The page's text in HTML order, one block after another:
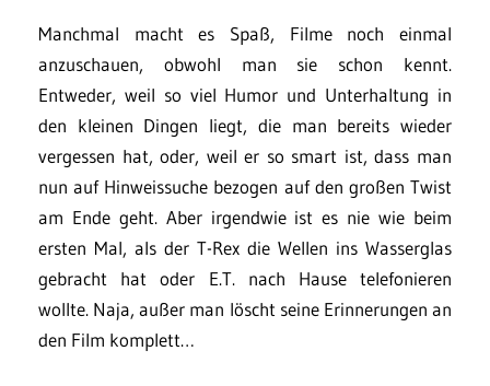
Manchmal macht es Spaß, Filme noch einmal
anzuschauen, obwohl man sie schon kennt.
Entweder, weil so viel Humor und Unterhaltung in
den kleinen Dingen liegt, die man bereits wieder
vergessen hat, oder, weil er so smart ist, dass man
nun auf Hinweissuche bezogen auf den großen Twist
am Ende geht. Aber irgendwie ist es nie wie beim
ersten Mal, als der T-Rex die Wellen ins Wasserglas
gebracht hat oder E.T. nach Hause telefonieren
wollte. Naja, außer man löscht seine Erinnerungen an
den Film komplett…